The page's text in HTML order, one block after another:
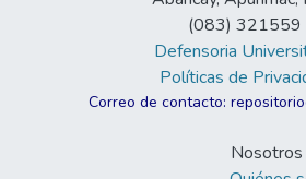
(083) 321559
Defensoria
Políticas de
Correo de contacto:
Nosotros